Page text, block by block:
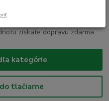
získate dopravu zdarma.
kategórie
tlačiarne